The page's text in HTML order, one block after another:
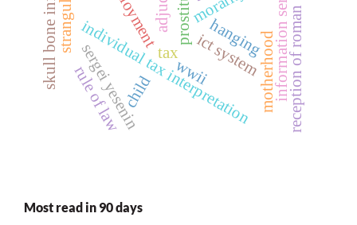
tax
individual tax interpretation
sergei yesenin
hanging
child motherhoodinformation services
ict system
rule of law wwii reception of roman
Most read in 90 days